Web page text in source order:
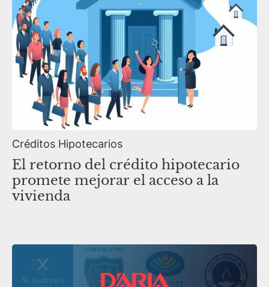
Créditos Hipotecarios
El retorno del crédito hipotecario
promete mejorar el acceso a la
vivienda